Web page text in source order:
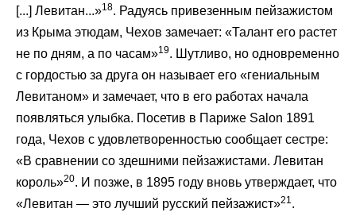
[...] Левитан...»18. Радуясь привезенным пейзажистом
из Крыма этюдам, Чехов замечает: «Талант его растет
не по дням, а по часам»19. Шутливо, но одновременно
с гордостью за друга он называет его «гениальным
Левитаном» и замечает, что в его работах начала
появляться улыбка. Посетив в Париже Salon 1891
года, Чехов с удовлетворенностью сообщает сестре:
«В сравнении со здешними пейзажистами. Левитан
король»20. И позже, в 1895 году вновь утверждает, что
«Левитан — это лучший русский пейзажист»21.